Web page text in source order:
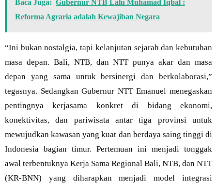
Baca Juga: Gubernur NTB Lalu Muhamad Iqbal :
Reforma Agraria adalah Kewajiban Negara
“Ini bukan nostalgia, tapi kelanjutan sejarah dan kebutuhan
masa depan. Bali, NTB, dan NTT punya akar dan masa
depan yang sama untuk bersinergi dan berkolaborasi,”
tegasnya. Sedangkan Gubernur NTT Emanuel menegaskan
pentingnya kerjasama konkret di bidang ekonomi,
konektivitas, dan pariwisata antar tiga provinsi untuk
mewujudkan kawasan yang kuat dan berdaya saing tinggi di
Indonesia bagian timur. Pertemuan ini menjadi tonggak
awal terbentuknya Kerja Sama Regional Bali, NTB, dan NTT
(KR-BNN) yang diharapkan menjadi model integrasi